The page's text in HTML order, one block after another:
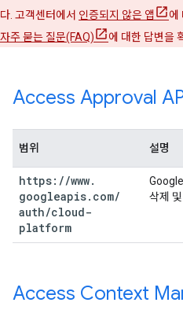
다. 고객센터에서 인증되지 않은 앱 에
자주 묻는 질문(FAQ)
에 대한 답변을
Access Approval
범위 설명
https: //www.
googleapis. com/
auth/cloud-
platform
삭제
Access Context